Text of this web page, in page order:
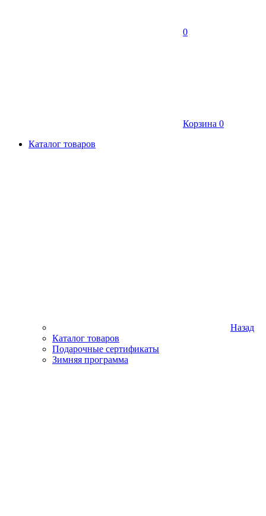
0
Корзина 0
Каталог товаров
Назад
Каталог товаров
Подарочные сертификаты
Зимняя программа